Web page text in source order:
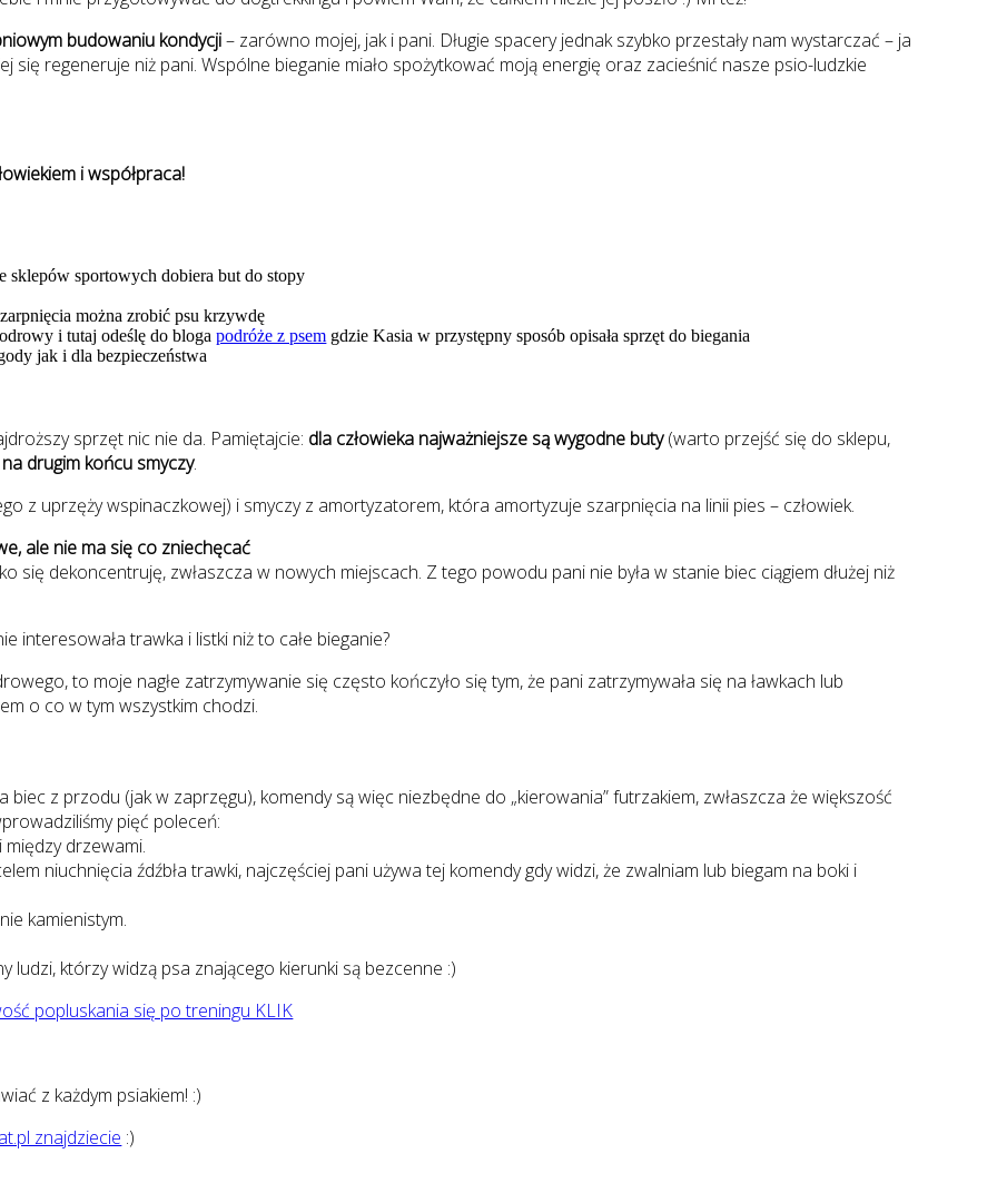
budowaniu kondycji– zarówno mojej, jak i pani. Długie spacery jednak szybko przestały nam wystarczać – ja
się regeneruje niż pani. Wspólne bieganie miało spożytkować moją energię oraz zacieśnić nasze psio-ludzkie
i współpraca!
sklepów sportowych dobiera but do stopy
można zrobić psu krzywdę
i tutaj odeślę do blogapodróże z psem gdzie Kasia w przystępny sposób opisała sprzęt do biegania
jak i dla bezpieczeństwa
sprzęt nic nie da. Pamiętajcie: dla człowieka najważniejsze są wygodne buty(warto przejść się do sklepu,
drugim końcu smyczy.
z uprzęży wspinaczkowej) i smyczy z amortyzatorem, która amortyzuje szarpnięcia na linii pies – człowiek.
ale nie ma się co zniechęcać
się dekoncentruję, zwłaszcza w nowych miejscach. Z tego powodu pani nie była w stanie biec ciągiem dłużej niż
interesowała trawka i listki niż to całe bieganie?
to moje nagłe zatrzymywanie się często kończyło się tym, że pani zatrzymywała się na ławkach lub
o co w tym wszystkim chodzi.
biec z przodu (jak w zaprzęgu), komendy są więc niezbędne do „kierowania” futrzakiem, zwłaszcza że większość
pięć poleceń:
między drzewami.
niuchnięcia źdźbła trawki, najczęściej pani używa tej komendy gdy widzi, że zwalniam lub biegam na boki i
kamienistym.
ludzi, którzy widzą psa znającego kierunki są bezcenne :)
popluskania się po treningu KLIK
z każdym psiakiem! :)
znajdziecie :)